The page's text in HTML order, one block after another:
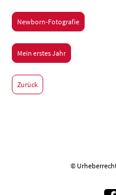
Newborn-Fotografie
Mein erstes Jahr
Zurück
©